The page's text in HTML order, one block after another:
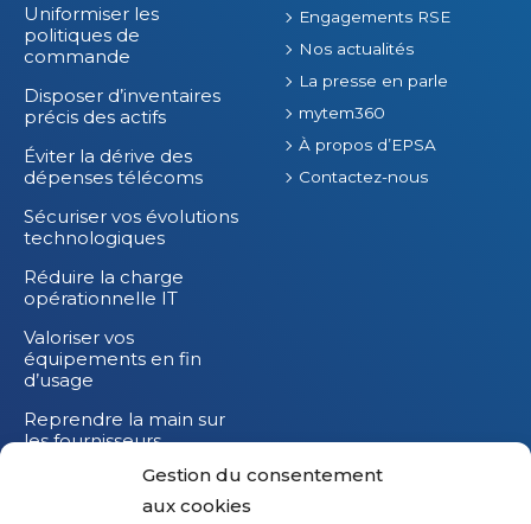
Gestion du consentement
aux cookies
Uniformiser les
politiques de
commande
Disposer d’inventaires
précis des actifs
Éviter la dérive des
dépenses télécoms
Sécuriser vos évolutions
technologiques
Réduire la charge
opérationnelle IT
Valoriser vos
équipements en fin
d’usage
Reprendre la main sur
les fournisseurs
Réduire l’impact
carbone de vos
Engagements RSE
Nos actualités
La presse en parle
mytem360
À propos d’EPSA
Contactez-nous